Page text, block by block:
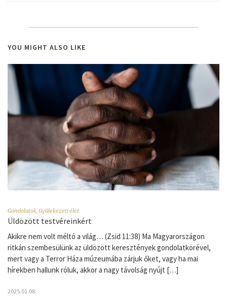
YOU MIGHT ALSO LIKE
Gondolatok,Gyülekezeti élet
Üldözött testvéreinkért
Akikre nem volt méltó a világ… (Zsid 11:38) Ma Magyarországon
ritkán szembesülünk az üldözött keresztények gondolatkörével,
mert vagy a Terror Háza múzeumába zárjuk őket, vagy ha mai
hírekben hallunk róluk, akkor a nagy távolság nyújt […]
2025.01.08.